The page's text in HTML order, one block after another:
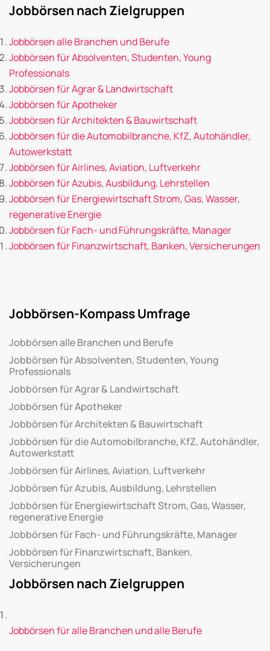
Jobbörsen nach Zielgruppen
Jobbörsen alle Branchen und Berufe
Jobbörsen für Absolventen, Studenten, Young
Professionals
Jobbörsen für Agrar & Landwirtschaft
Jobbörsen für Apotheker
Jobbörsen für Architekten & Bauwirtschaft
Jobbörsen für die Automobilbranche, KfZ, Autohändler,
Autowerkstatt
Jobbörsen für Airlines, Aviation, Luftverkehr
Jobbörsen für Azubis, Ausbildung, Lehrstellen
Jobbörsen für Energiewirtschaft Strom, Gas, Wasser,
regenerative Energie
Jobbörsen für Fach- und Führungskräfte, Manager
Jobbörsen für Finanzwirtschaft, Banken, Versicherungen
Jobbörsen-Kompass Umfrage
Jobbörsen alle Branchen und Berufe
Jobbörsen für Absolventen, Studenten, Young
Professionals
Jobbörsen für Agrar & Landwirtschaft
Jobbörsen für Apotheker
Jobbörsen für Architekten & Bauwirtschaft
Jobbörsen für die Automobilbranche, KfZ, Autohändler,
Autowerkstatt
Jobbörsen für Airlines, Aviation, Luftverkehr
Jobbörsen für Azubis, Ausbildung, Lehrstellen
Jobbörsen für Energiewirtschaft Strom, Gas, Wasser,
regenerative Energie
Jobbörsen für Fach- und Führungskräfte, Manager
Jobbörsen für Finanzwirtschaft, Banken,
Versicherungen
Jobbörsen nach Zielgruppen
Jobbörsen für alle Branchen und alle Berufe